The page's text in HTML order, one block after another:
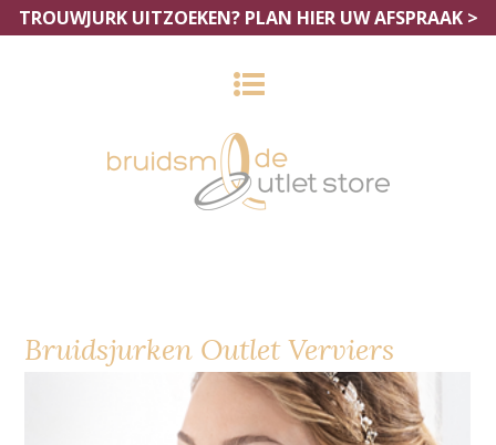
TROUWJURK UITZOEKEN? PLAN HIER UW AFSPRAAK >
Bruidsjurken Outlet Verviers